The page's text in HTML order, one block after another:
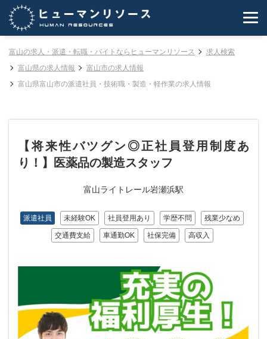
富山の求人・派遣・転職・バイトならヒューマンリソース
求人検索
富山県の求人情報
富山市の求人情報
富山県富山市の派遣社員・技術職・製造・軽作業の求人情報
【将来性バツグン◎正社員登用制度あ
り！】医薬品の製造スタッフ
富山ライトレール岩瀬浜駅
派遣社員 未経験OK 社員登用あり 学歴不問 残業少なめ
交通費支給 車通勤OK 社保完備 高収入